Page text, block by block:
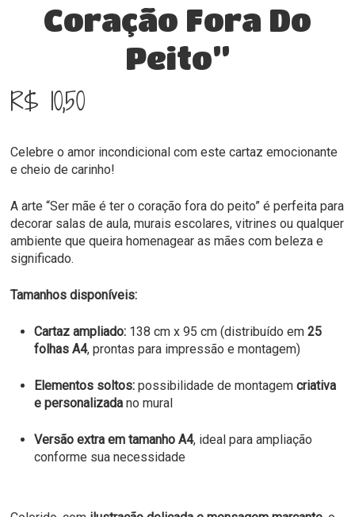
Coração Fora Do
Peito”
R$ 10,50
Celebre o amor incondicional com este cartaz emocionante
e cheio de carinho!
A arte “Ser mãe é ter o coração fora do peito” é perfeita para
decorar salas de aula, murais escolares, vitrines ou qualquer
ambiente que queira homenagear as mães com beleza e
significado.
Tamanhos disponíveis:
Cartaz ampliado: 138 cm x 95 cm (distribuído em25
folhas A4, prontas para impressão e montagem)
Elementos soltos: possibilidade de montagemcriativa
e personalizada no mural
Versão extra em tamanho A4, ideal para ampliação
conforme sua necessidade